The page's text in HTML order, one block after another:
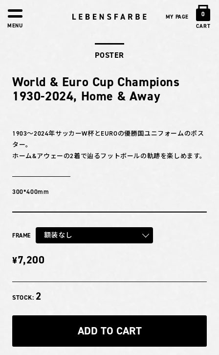
MY PAGE 0
CART
MENU
POSTER
World & Euro Cup Champions
1930-2024, Home & Away
1903〜2024年サッカーW杯とEUROの優勝国ユニフォームのポス
ター。
ホーム&アウェーの2着で辿るフットボールの軌跡を楽しめます。
300*400mm
FRAME 額装なし
¥7,200
STOCK: 2
ADD TO CART